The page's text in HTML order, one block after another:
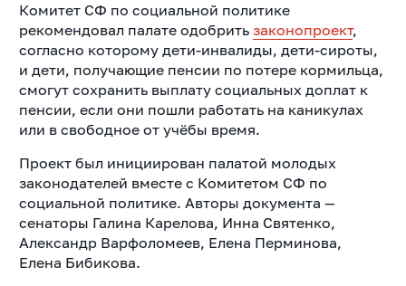
Комитет СФ по социальной политике
рекомендовал палате одобрить законопроект,
согласно которому дети-инвалиды, дети-сироты,
и дети, получающие пенсии по потере кормильца,
смогут сохранить выплату социальных доплат к
пенсии, если они пошли работать на каникулах
или в свободное от учёбы время.
Проект был инициирован палатой молодых
законодателей вместе с Комитетом СФ по
социальной политике. Авторы документа —
сенаторы Галина Карелова, Инна Святенко,
Александр Варфоломеев, Елена Перминова,
Елена Бибикова.